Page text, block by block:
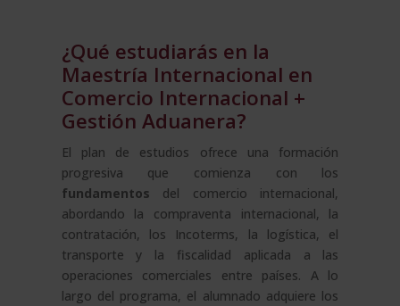
¿Qué estudiarás en la
Maestría Internacional en
Comercio Internacional +
Gestión Aduanera?
El plan de estudios ofrece una formación
progresiva que comienza con los
fundamentos del comercio internacional,
abordando la compraventa internacional, la
contratación, los Incoterms, la logística, el
transporte y la fiscalidad aplicada a las
operaciones comerciales entre países. A lo
largo del programa, el alumnado adquiere los